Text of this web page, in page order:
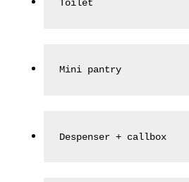
Toilet
Mini pantry
Despenser + callbox